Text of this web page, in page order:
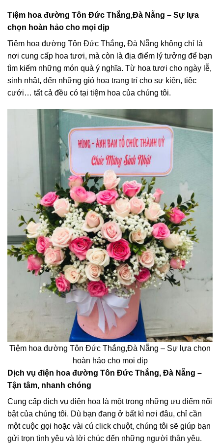
Tiệm hoa đường Tôn Đức Thắng,Đà Nẵng – Sự lựa
chọn hoàn hảo cho mọi dịp
Tiệm hoa đường Tôn Đức Thắng, Đà Nẵng không chỉ là
nơi cung cấp hoa tươi, mà còn là địa điểm lý tưởng để bạn
tìm kiếm những món quà ý nghĩa. Từ hoa tươi cho ngày lễ,
sinh nhật, đến những giỏ hoa trang trí cho sự kiện, tiệc
cưới… tất cả đều có tại tiệm hoa của chúng tôi.
Tiệm hoa đường Tôn Đức Thắng,Đà Nẵng – Sự lựa chọn
hoàn hảo cho mọi dịp
Dịch vụ điện hoa đường Tôn Đức Thắng, Đà Nẵng –
Tận tâm, nhanh chóng
Cung cấp dịch vụ điện hoa là một trong những ưu điểm nổi
bật của chúng tôi. Dù bạn đang ở bất kì nơi đâu, chỉ cần
một cuộc gọi hoặc vài cú click chuột, chúng tôi sẽ giúp bạn
gửi trọn tình yêu và lời chúc đến những người thân yêu.